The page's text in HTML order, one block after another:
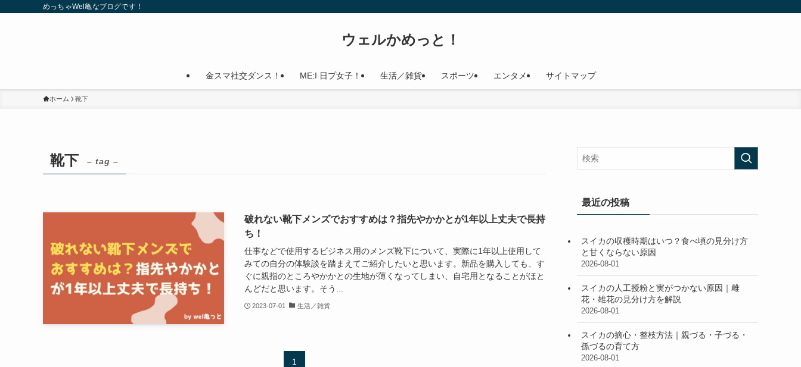
めっちゃWel亀なブログです！
ウェルかめっと！
金スマ社交ダンス！ ME:I 日プ女子！ 生活／雑貨 スポーツ エンタメ サイトマップ
ホーム 靴下
靴下 – tag –
破れない靴下メンズでおすすめは？指先やかかとが1年以上丈夫で長持
ち！
仕事などで使用するビジネス用のメンズ靴下について、実際に1年以上使用して
みての自分の体験談を踏まえてご紹介したいと思います。新品を購入しても、す
ぐに親指のところやかかとの生地が薄くなってしまい、自宅用となることがほと
んどだと思います。そう...
2023-07-01 生活／雑貨
1
最近の投稿
スイカの収穫時期はいつ？食べ頃の見分け方
と甘くならない原因
2026-08-01
スイカの人工授粉と実がつかない原因｜雌
花・雄花の見分け方を解説
2026-08-01
スイカの摘心・整枝方法｜親づる・子づる・
孫づるの育て方
2026-08-01